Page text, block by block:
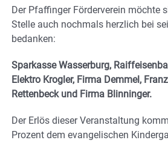
Der Pfaffinger Förderverein möchte
Stelle auch nochmals herzlich bei
bedanken:
Sparkasse Wasserburg,
Elektro Krogler, Firma Demmel,
Rettenbeck und Firma Blinninger.
Der Erlös dieser Veranstaltung
Prozent dem evangelischen